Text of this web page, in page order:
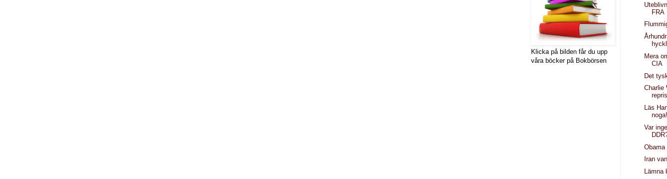
Klicka på bilden får du upp
våra böcker på Bokbörsen
FRA
Mera
CIA
Det
Charlie
Läs
Var
Obama
Iran
Lämna